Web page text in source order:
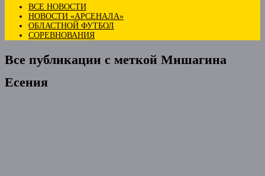
ВСЕ НОВОСТИ
НОВОСТИ «АРСЕНАЛА»
ОБЛАСТНОЙ ФУТБОЛ
СОРЕВНОВАНИЯ
Все публикации с меткой Мишагина
Есения